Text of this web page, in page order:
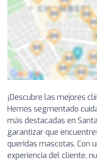
¡Descubre las mejores
Hemos segmentado
más destacadas en
garantizar que
queridas mascotas. Con
experiencia del cliente,